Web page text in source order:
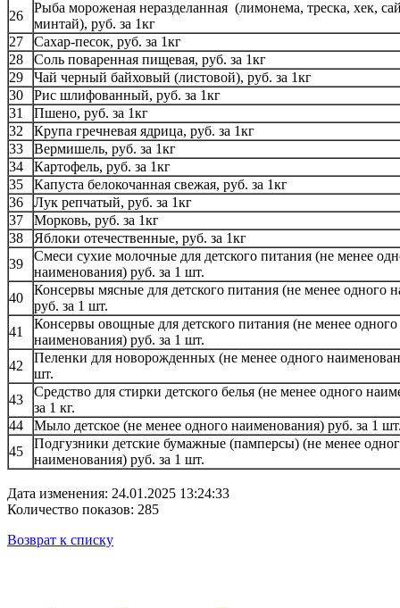
26
Рыба мороженая неразделанная (лимонема, треска, хек,
минтай), руб. за 1кг
27
Сахар-песок, руб. за 1кг
28
Соль поваренная пищевая, руб. за 1кг
29
Чай черный байховый (листовой), руб. за 1кг
30
Рис шлифованный, руб. за 1кг
31
Пшено, руб. за 1кг
32
Крупа гречневая ядрица, руб. за 1кг
33
Вермишель, руб. за 1кг
34
Картофель, руб. за 1кг
35
Капуста белокочанная свежая, руб. за 1кг
36
Лук репчатый, руб. за 1кг
37
Морковь, руб. за 1кг
38
Яблоки отечественные, руб. за 1кг
39
Смеси сухие молочные для детского питания (не менее
наименования) руб. за 1 шт.
40
Консервы мясные для детского питания (не менее одного
руб. за 1 шт.
41
Консервы овощные для детского питания (не менее одного
наименования) руб. за 1 шт.
42
Пеленки для новорожденных (не менее одного
шт.
43
Средство для стирки детского белья (не менее одного
за 1 кг.
44
Мыло детское (не менее одного наименования) руб. за 1
45
Подгузники детские бумажные (памперсы) (не менее
наименования) руб. за 1 шт.
Дата изменения: 24.01.2025 13:24:33
Количество показов: 285
Возврат к списку